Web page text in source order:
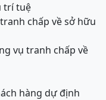
trí tuệ
chấp về sở hữu
vụ tranh chấp về
hàng dự định